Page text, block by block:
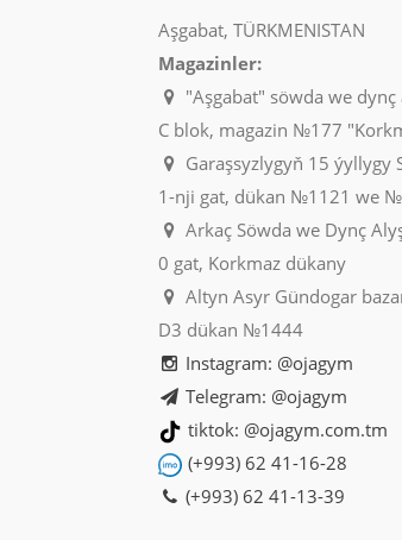
Aşgabat, TÜRKMENISTAN
Magazinler:
"Aşgabat" söwda we
C blok, magazin №177
Garaşsyzlygyň 15 ýyllygy
1-nji gat, dükan №1121 we
Arkaç Söwda we Dynç
0 gat, Korkmaz dükany
Altyn Asyr Gündogar
D3 dükan №1444
Instagram: @ojagym
Telegram: @ojagym
tiktok: @ojagym.com.tm
(+993) 62 41-16-28
(+993) 62 41-13-39